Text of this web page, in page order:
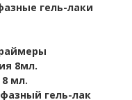
гель-лаки
8мл.
8 мл.
гель-лак